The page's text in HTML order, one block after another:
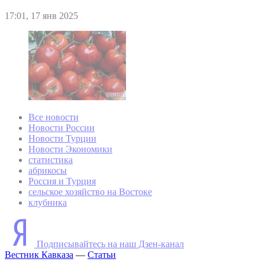
17:01, 17 янв 2025
Все новости
Новости России
Новости Турции
Новости Экономики
статистика
абрикосы
Россия и Турция
сельское хозяйство на Востоке
клубника
Подписывайтесь на наш Дзен-канал
Вестник Кавказа — Статьи